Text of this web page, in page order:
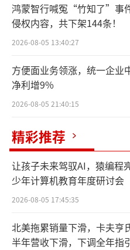
据万泰生物2024
疫苗与佳达修9头对头
性群体临床试验规划
备，上市申报按计划推
关工作人员表示，九
间不能确定，如果有
同步给投资者。针对
后的销售预期，万泰
还是要看市场的情况
售工作，让疫苗惠及更
鸿蒙智行喊冤“竹知了”事
侵权内容，共下架144条！
2026-08-05 13:40:27
方便面业务领涨，统一企业
净利增9%
2026-08-05 21:40:15
精彩推荐
让孩子未来驾驭AI，猿编程
少年计算机教育年度研讨会
2026-08-05 17:45:35
北美拖累销量下滑，卡夫亨
半年营收下滑，下调全年指